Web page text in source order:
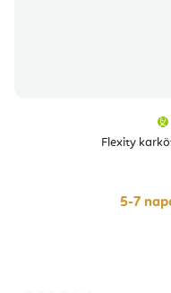
Flexity
5-7